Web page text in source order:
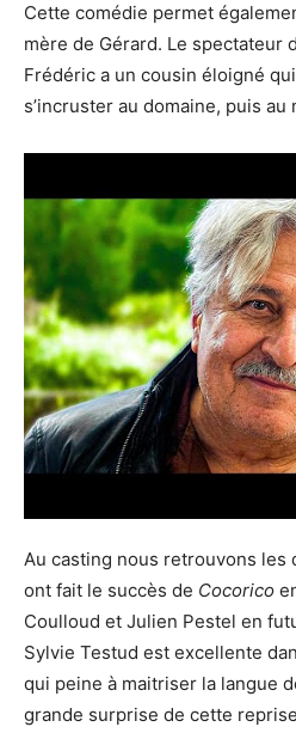
Cette comédie permet
mère de Gérard. Le spectateur
Frédéric a un cousin éloigné
s’incruster au domaine, puis au
Au casting nous retrouvons les
ont fait le succès de Cocorico
Coulloud et Julien Pestel en
Sylvie Testud est excellente
qui peine à maitriser la langue
grande surprise de cette